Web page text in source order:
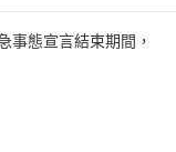
事態宣言結束期間，